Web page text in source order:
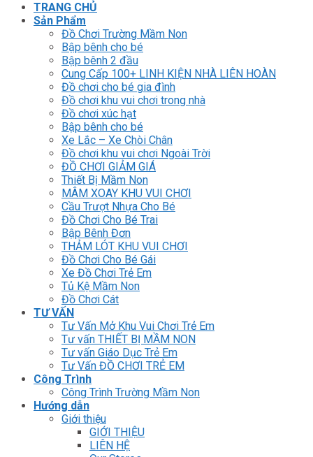
TRANG CHỦ
Sản Phẩm
Đồ Chơi Trường Mầm Non
Bập bênh cho bé
Bập bênh 2 đầu
Cung Cấp 100+ LINH KIỆN NHÀ LIÊN HOÀN
Đồ chơi cho bé gia đình
Đồ chơi khu vui chơi trong nhà
Đồ chơi xúc hạt
Bập bênh cho bé
Xe Lắc – Xe Chòi Chân
Đồ chơi khu vui chơi Ngoài Trời
ĐỒ CHƠI GIẢM GIÁ
Thiết Bị Mầm Non
MÂM XOAY KHU VUI CHƠI
Cầu Trượt Nhựa Cho Bé
Đồ Chơi Cho Bé Trai
Bập Bênh Đơn
THẢM LÓT KHU VUI CHƠI
Đồ Chơi Cho Bé Gái
Xe Đồ Chơi Trẻ Em
Tủ Kệ Mầm Non
Đồ Chơi Cát
TƯ VẤN
Tư Vấn Mở Khu Vui Chơi Trẻ Em
Tư vấn THIẾT BỊ MẦM NON
Tư vấn Giáo Dục Trẻ Em
Tư Vấn ĐỒ CHƠI TRẺ EM
Công Trình
Công Trình Trường Mầm Non
Hướng dẫn
Giới thiệu
GIỚI THIỆU
LIÊN HỆ